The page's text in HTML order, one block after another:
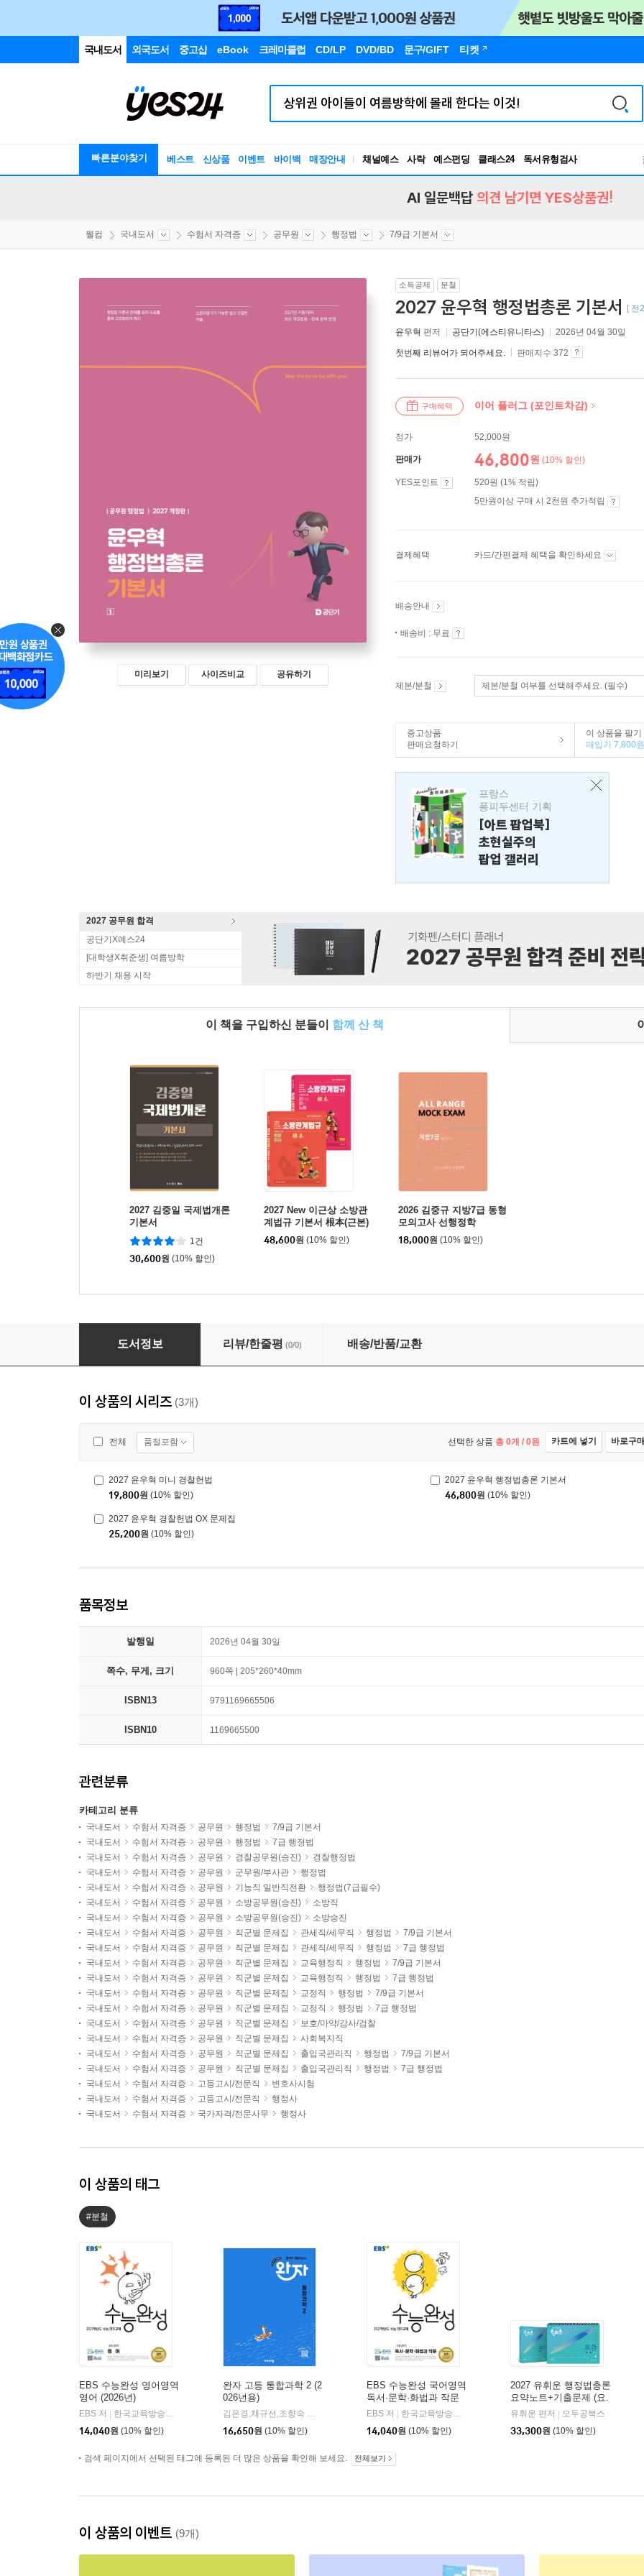
국내도서 외국도서 중고샵 eBook 크레마클럽 CD/LP DVD/BD 문구/GIFT 티켓
빠른분야찾기 베스트 신상품 이벤트 바이백 매장안내 채널예스 사락 예스펀딩 클래스24
독서유형검사
RBTI Lab
AI 일문백답 의견 남기면 YES상품권!
웰컴 국내도서 수험서 자격증 공무원 행정법 7/9급 기본서
미리보기 사이즈비교 공유하기
소득공제 분철
2027 윤우혁 행정법총론 기본서 [ 전
윤우혁 편저 공단기(에스티유니타스) 2026년 04월 30일
첫번째 리뷰어가 되어주세요. 판매지수 372
구매혜택 이어 플러그 (포인트차감)
정가 52,000원
판매가 46,800원 (10% 할인)
YES포인트
520원 (1% 적립)
5만원이상 구매 시 2천원 추가적립
결제혜택 카드/간편결제 혜택을 확인하세요
배송안내
배송비 : 무료
제본/분철 제본/분철 여부를 선택해주세요. (필수)
중고상품
판매요청하기
이 상품을 팔기
매입가 7,800원
프랑스
퐁피두센터 기획
[아트 팝업북]
초현실주의
팝업 갤러리
2027 공무원 합격
공단기X예스24
[대학생X취준생] 여름방학
하반기 채용 시작
이 책을 구입하신 분들이 함께 산 책
2027 김중일 국제법개론
기본서
1건
30,600원 (10% 할인)
2027 New 이근상 소방관
계법규 기본서 根本(근본)
세트 Ver. 2-1 - 소방직 대
비
48,600원 (10% 할인)
2026 김중규 지방7급 동형
모의고사 선행정학
18,000원 (10% 할인)
2027 윤우혁 행정법총론 기본서
도서정보 리뷰/한줄평 (0/0) 배송/반품/교환
이 상품의 시리즈 (3개)
전체 품절포함 선택한 상품 총 0개 / 0원 카트에 넣기 바로구
2027 윤우혁 미니 경찰헌법
19,800원 (10% 할인)
2027 윤우혁 행정법총론 기본서
46,800원 (10% 할인)
2027 윤우혁 경찰헌법 OX 문제집
25,200원 (10% 할인)
품목정보
발행일 2026년 04월 30일
쪽수, 무게, 크기 960쪽 | 205*260*40mm
ISBN13 9791169665506
ISBN10 1169665500
관련분류
카테고리 분류
국내도서 수험서 자격증 공무원 행정법
7/9급 기본서
국내도서
수험서 자격증 공무원 행정법
7급 행정법
국내도서
수험서 자격증 공무원 경찰공무원(승진)
경찰행정법
국내도서
수험서 자격증 공무원 군무원/부사관
행정법
국내도서
수험서 자격증 공무원 기능직 일반직전환
행정법(7급필수)
국내도서
수험서 자격증 공무원 소방공무원(승진)
소방직
국내도서
수험서 자격증 공무원 소방공무원(승진)
소방승진
국내도서
수험서 자격증 공무원 직군별 문제집 관세직/세무직 행정법
7/9급 기본서
국내도서
수험서 자격증 공무원 직군별 문제집 관세직/세무직 행정법
7급 행정법
국내도서
수험서 자격증 공무원 직군별 문제집 교육행정직 행정법
7/9급 기본서
국내도서
수험서 자격증 공무원 직군별 문제집 교육행정직 행정법
7급 행정법
국내도서
수험서 자격증 공무원 직군별 문제집 교정직 행정법
7/9급 기본서
국내도서
수험서 자격증 공무원 직군별 문제집 교정직 행정법
7급 행정법
국내도서
수험서 자격증 공무원 직군별 문제집
보호/마약/감사/검찰
국내도서
수험서 자격증 공무원 직군별 문제집
사회복지직
국내도서
수험서 자격증 공무원 직군별 문제집 출입국관리직 행정법
7/9급 기본서
국내도서
수험서 자격증 공무원 직군별 문제집 출입국관리직 행정법
7급 행정법
국내도서
수험서 자격증 고등고시/전문직
변호사시험
국내도서
수험서 자격증 고등고시/전문직
행정사
국내도서
수험서 자격증 국가자격/전문사무 행정사
이 상품의 태그
#분철
EBS 수능완성 영어영역
영어 (2026년)
EBS 저
한국교육방송공사
14,040원 (10% 할인)
완자 고등 통합과학 2 (2
026년용)
김은경,채규선,조향숙 등저
16,650원 (10% 할인)
EBS 수능완성 국어영역
독서·문학·화법과 작문
(2026년)
EBS 저
한국교육방송공사
14,040원 (10% 할인)
2027 유휘운 행정법총론
요약노트+기출문제 (요.
플.)
유휘운 편저
모두공북스
33,300원 (10% 할인)
검색 페이지에서 선택된 태그에 등록된 더 많은 상품을 확인해 보세요. 전체보기
이 상품의 이벤트 (9개)